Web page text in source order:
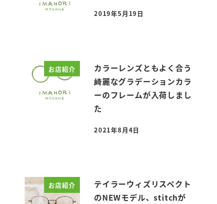
投稿日
2019年5月19日
お店紹介
カラーレンズともよく合う
綺麗なグラデーションカラ
ーのフレームが入荷しまし
た
投稿日
2021年8月4日
お店紹介
テイラーウィズリスペクト
のNEWモデル、stitchが